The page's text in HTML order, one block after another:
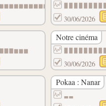
30/06/2026
Notre cinéma
30/06/2026
Pokaa : Nanar
▃▃